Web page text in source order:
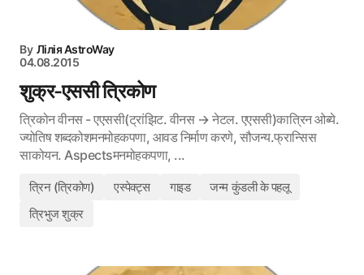
By Лілія AstroWay
04.08.2015
शुक्र-एससी त्रिकोण
त्रिकोन वीनस - एएससी(ट्रांझिट. वीनस → नेटल. एएससी)कात्रिन ओब्ये.
ज्योतिष शब्दकोशमनमोहकपणा, आवड निर्माण करणे, सौजन्य.फ्रान्सिस
साकोयन. Aspectsमनमोहकपणा, ...
त्रिन (त्रिकोण) एस्पेक्ट्स गाइड
जन्म कुंडली के पहलू
त्रिभुज शुक्र